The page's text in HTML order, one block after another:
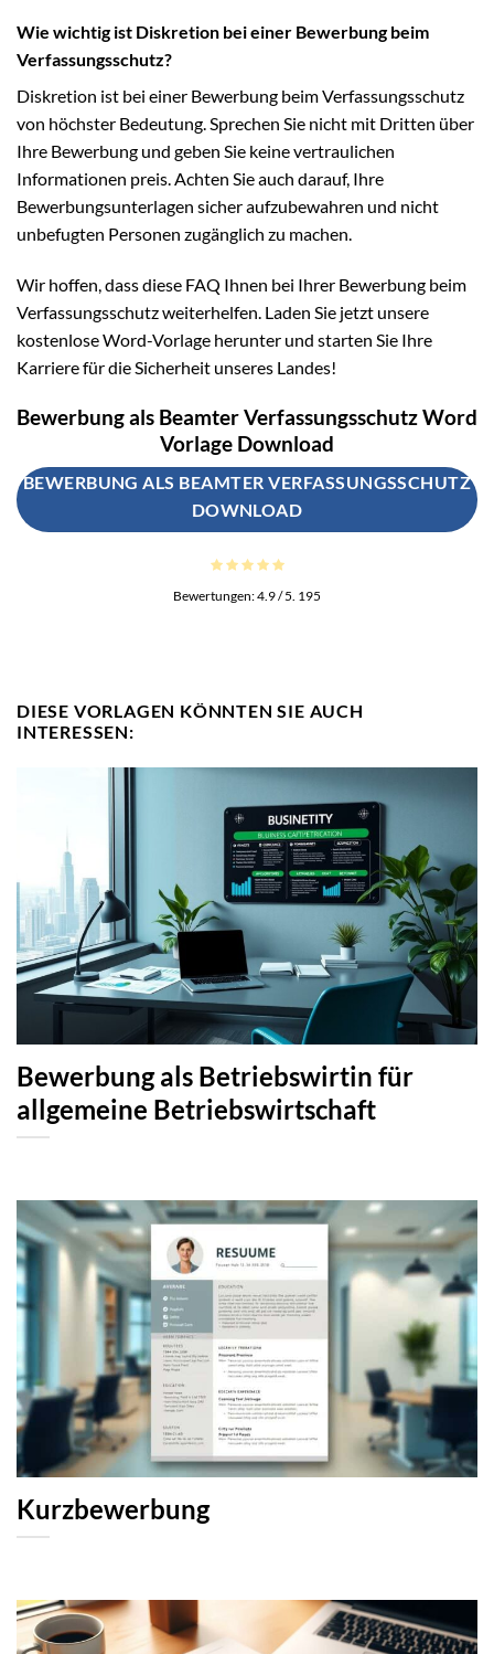
Wie wichtig ist Diskretion bei einer Bewerbung beim
Verfassungsschutz?
Diskretion ist bei einer Bewerbung beim Verfassungsschutz
von höchster Bedeutung. Sprechen Sie nicht mit Dritten über
Ihre Bewerbung und geben Sie keine vertraulichen
Informationen preis. Achten Sie auch darauf, Ihre
Bewerbungsunterlagen sicher aufzubewahren und nicht
unbefugten Personen zugänglich zu machen.
Wir hoffen, dass diese FAQ Ihnen bei Ihrer Bewerbung beim
Verfassungsschutz weiterhelfen. Laden Sie jetzt unsere
kostenlose Word-Vorlage herunter und starten Sie Ihre
Karriere für die Sicherheit unseres Landes!
Bewerbung als Beamter Verfassungsschutz Word
Vorlage Download
BEWERBUNG ALS BEAMTER VERFASSUNGSSCHUTZ
DOWNLOAD
Bewertungen:4.9/ 5. 195
DIESE VORLAGEN KÖNNTEN SIE AUCH
INTERESSEN:
Bewerbung als Betriebswirtin für
allgemeine Betriebswirtschaft
Kurzbewerbung